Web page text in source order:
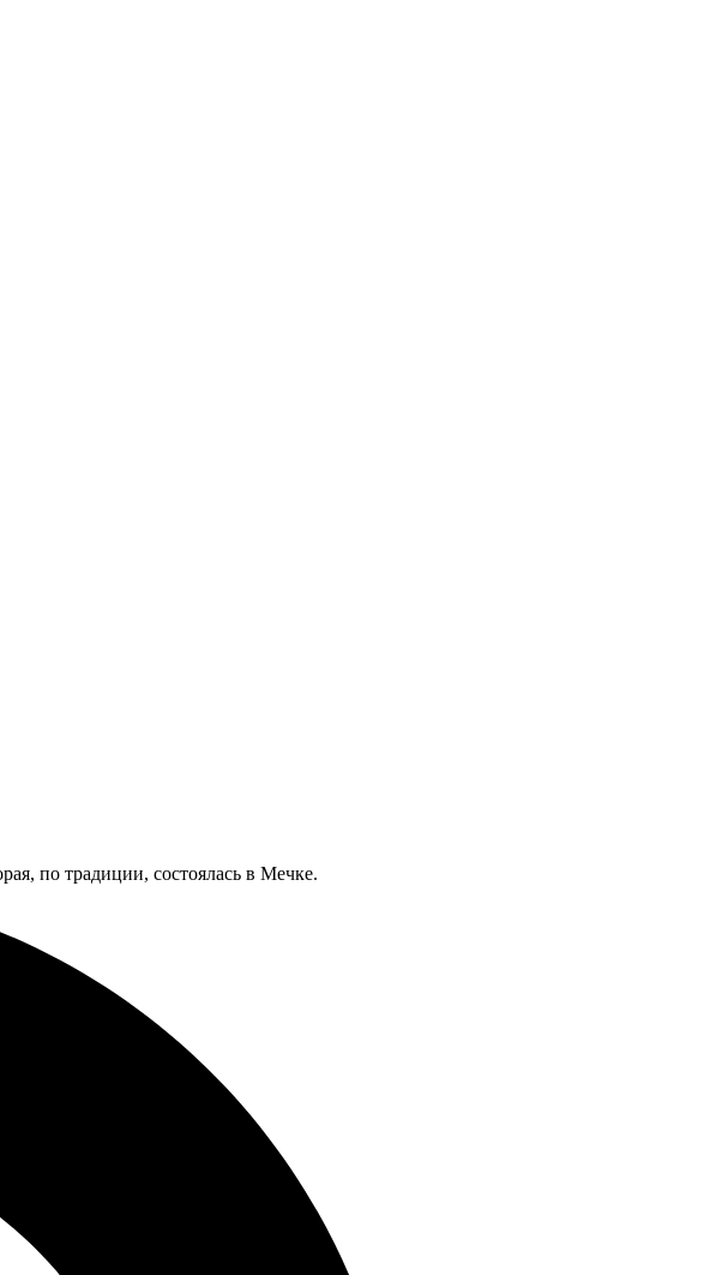
по традиции, состоялась в Мечке.